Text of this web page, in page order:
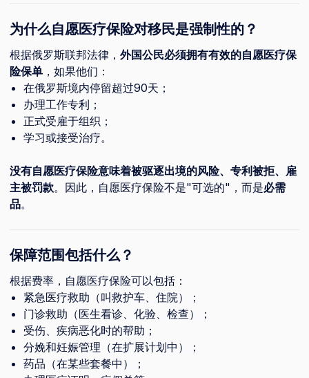
为什么自愿医疗保险对移民是强制性的？
根据俄罗斯联邦法律， 外国公民必须拥有有效的自愿医疗保
险保单 ，如果他们：
在俄罗斯境内停留超过90天；
办理工作专利；
正式受雇于组织；
学习或接受治疗。
没有自愿医疗保险意味着被驱逐出境的风险、专利被拒、雇
主被罚款。因此，自愿医疗保险不是"可选的"，而是必需
品。
保障范围包括什么？
根据费率，自愿医疗保险可以包括：
紧急医疗救助（叫救护车、住院）；
门诊救助（医生看诊、化验、检查）；
受伤、疾病恶化时的帮助；
分娩和妊娠管理（在扩展计划中）；
药品（在某些套餐中）；